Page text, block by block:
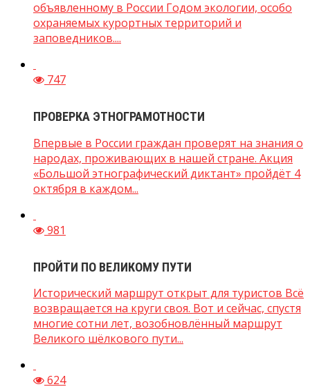
объявленному в России Годом экологии, особо
охраняемых курортных территорий и
заповедников....
747
ПРОВЕРКА ЭТНОГРАМОТНОСТИ
Впервые в России граждан проверят на знания о
народах, проживающих в нашей стране. Акция
«Большой этнографический диктант» пройдёт 4
октября в каждом...
981
ПРОЙТИ ПО ВЕЛИКОМУ ПУТИ
Исторический маршрут открыт для туристов Всё
возвращается на круги своя. Вот и сейчас, спустя
многие сотни лет, возобновлённый маршрут
Великого шёлкового пути...
624